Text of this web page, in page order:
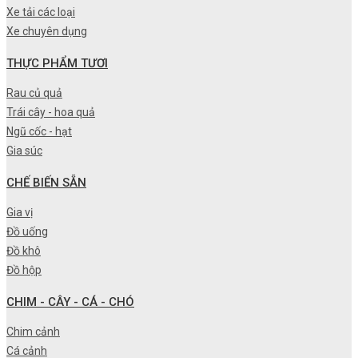
Xe tải các loại
Xe chuyên dụng
THỰC PHẨM TƯƠI
Rau củ quả
Trái cây - hoa quả
Ngũ cốc - hạt
Gia súc
CHẾ BIẾN SẴN
Gia vị
Đồ uống
Đồ khô
Đồ hộp
CHIM - CÂY - CÁ - CHÓ
Chim cảnh
Cá cảnh